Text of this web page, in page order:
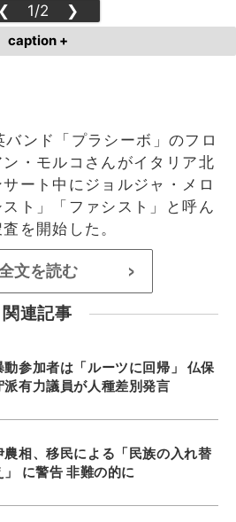
❮ 1/2 ❯
caption +
バンド「プラシーボ」のフロ
・モルコさんがイタリア北
ート中にジョルジャ・メロ
ト」「ファシスト」と呼ん
を開始した。
文を読む >
関連記事
動参加者は「ルーツに回帰」 仏保
派有力議員が人種差別発言
農相、移民による「民族の入れ替
」 に警告 非難の的に